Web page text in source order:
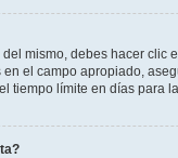
mismo, debes hacer
el campo apropiado,
tiempo límite en días